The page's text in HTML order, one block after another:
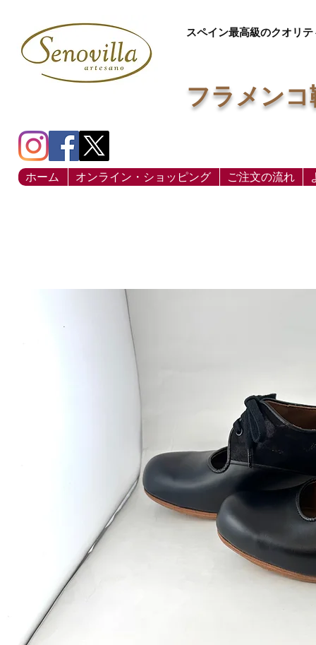
スペイン最高級のクオリ
フラメン
ホーム オンライン・ショッピング ご注文の流れ